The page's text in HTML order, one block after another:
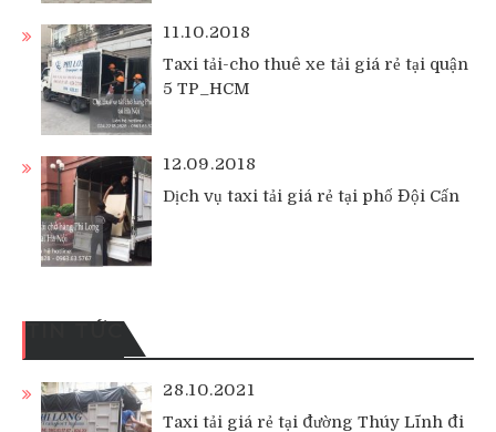
11.10.2018
Taxi tải-cho thuê xe tải giá rẻ tại quận
5 TP_HCM
12.09.2018
Dịch vụ taxi tải giá rẻ tại phố Đội Cấn
TIN TỨC
28.10.2021
Taxi tải giá rẻ tại đường Thúy Lĩnh đi